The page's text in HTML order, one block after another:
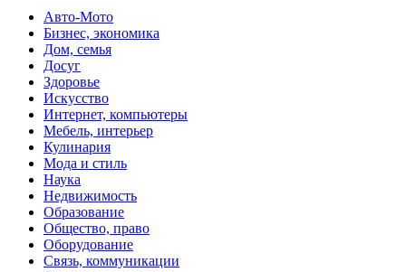
Авто-Мото
Бизнес, экономика
Дом, семья
Досуг
Здоровье
Искусство
Интернет, компьютеры
Мебель, интерьер
Кулинария
Мода и стиль
Наука
Недвижимость
Образование
Общество, право
Оборудование
Связь, коммуникации